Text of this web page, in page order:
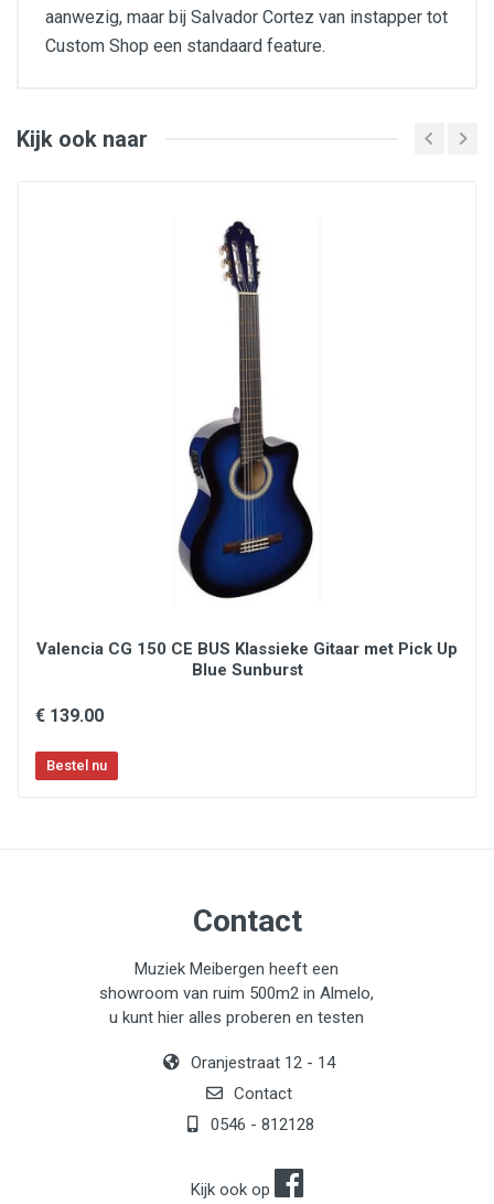
aanwezig, maar bij Salvador Cortez van instapper tot
Custom Shop een standaard feature.
toets en brug: black walnut/juglans nigra
mensuur : 650mm
pickup: Fishman Presys I, with tuner
Kijk ook naar
Valencia CG 150 CE BUS Klassieke Gitaar met Pick Up
Blue Sunburst
€ 139.00
Contact
Muziek Meibergen heeft een
showroom van ruim 500m2 in Almelo,
u kunt hier alles proberen en testen
Oranjestraat 12 - 14
Contact
0546 - 812128
Kijk ook op